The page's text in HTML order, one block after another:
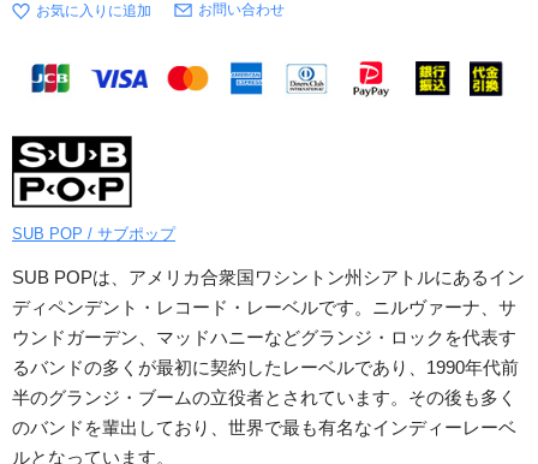
お問い合わせ
SUB POP / サブポップ
SUB POPは、アメリカ合衆国ワシントン州シアトルにあるイン
ディペンデント・レコード・レーベルです。ニルヴァーナ、サ
ウンドガーデン、マッドハニーなどグランジ・ロックを代表す
るバンドの多くが最初に契約したレーベルであり、1990年代前
半のグランジ・ブームの立役者とされています。その後も多く
のバンドを輩出しており、世界で最も有名なインディーレーベ
ルとなっています。